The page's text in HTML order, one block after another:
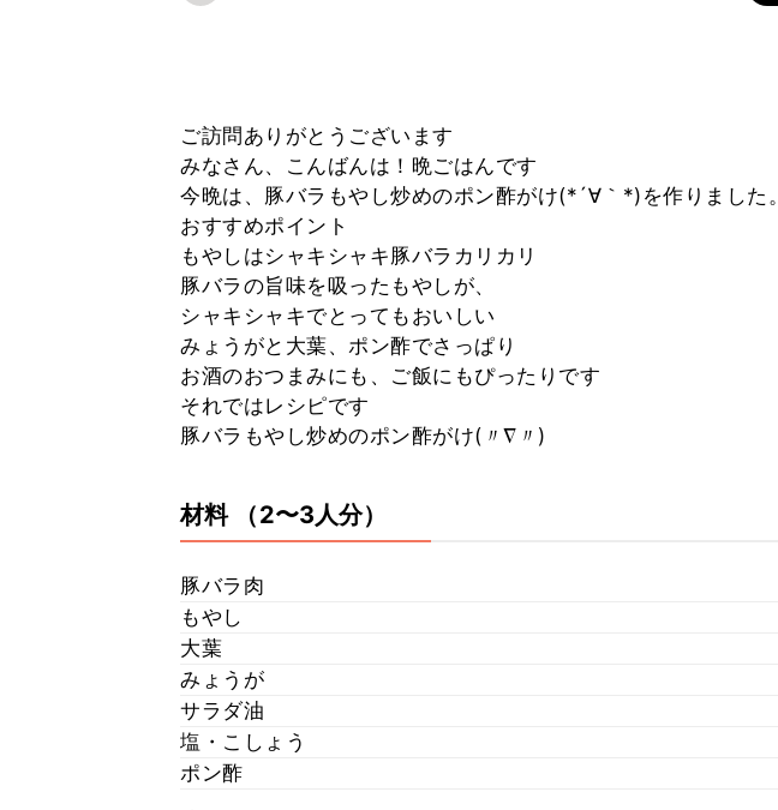
ご訪問ありがとうございます
みなさん、こんばんは！晩ごはんです
今晩は、豚バラもやし炒めのポン酢がけ(*´∀｀*)を作りました。
おすすめポイント
もやしはシャキシャキ豚バラカリカリ
豚バラの旨味を吸ったもやしが、
シャキシャキでとってもおいしい
みょうがと大葉、ポン酢でさっぱり
お酒のおつまみにも、ご飯にもぴったりです
それではレシピです
豚バラもやし炒めのポン酢がけ(〃∇〃)
材料 （2〜3人分）
豚バラ肉
もやし
大葉
みょうが
サラダ油
塩・こしょう
ポン酢